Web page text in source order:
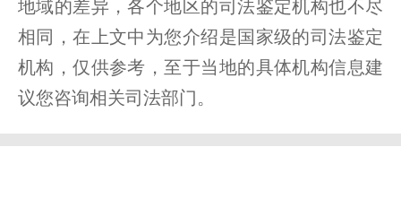
地域的差异，各个地区的司法鉴定机构也不尽
相同，在上文中为您介绍是国家级的司法鉴定
机构，仅供参考，至于当地的具体机构信息建
议您咨询相关司法部门。